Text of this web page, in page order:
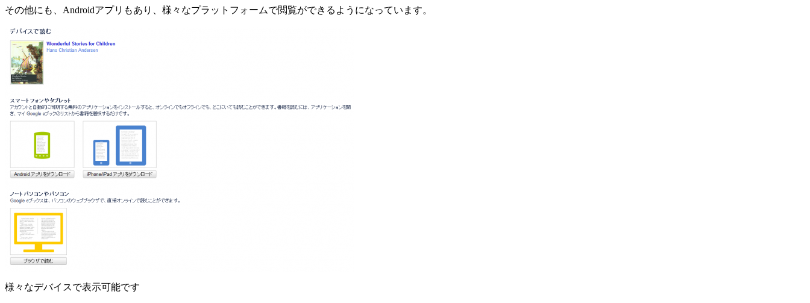
その他にも、Androidアプリもあり、様々なプラットフォームで閲覧ができるようになっています。
様々なデバイスで表示可能です